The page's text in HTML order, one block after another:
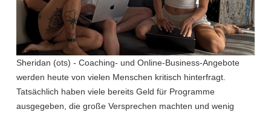
Sheridan (ots) - Coaching- und Online-Business-Angebote
werden heute von vielen Menschen kritisch hinterfragt.
Tatsächlich haben viele bereits Geld für Programme
ausgegeben, die große Versprechen machten und wenig